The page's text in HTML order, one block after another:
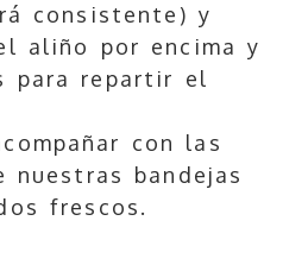
consistente) y
aliño por encima y
para repartir el
con las
nuestras bandejas
frescos.